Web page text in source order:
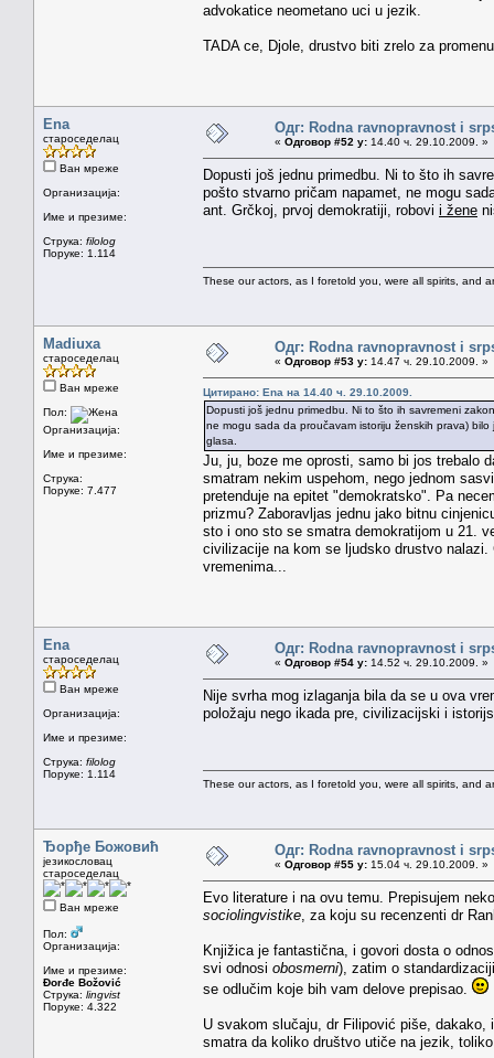
advokatice neometano uci u jezik.
TADA ce, Djole, drustvo biti zrelo za
Ena
староседелац
Ван мреже
Организација:
Име и презиме:
Струка: filolog
Поруке: 1.114
Одг: Rodna ravnopravnost i
« Одговор #52 у: 14.40 ч. 29.10.2009. »
Dopusti još jednu primedbu. Ni to što ih
pošto stvarno pričam napamet, ne mogu
ant. Grčkoj, prvoj demokratiji, robovi i žene
These our actors, as I foretold you, were all spirits, and
Madiuxa
староседелац
Ван мреже
Пол:
Организација:
Име и презиме:
Струка:
Поруке: 7.477
Одг: Rodna ravnopravnost i
« Одговор #53 у: 14.47 ч. 29.10.2009. »
Цитирано: Ena на 14.40 ч. 29.10.2009.
Dopusti još jednu primedbu. Ni to što ih savremeni
ne mogu sada da proučavam istoriju ženskih prava)
glasa.
Ju, ju, boze me oprosti, samo bi jos trebalo
smatram nekim uspehom, nego jednom
pretenduje na epitet "demokratsko". Pa
prizmu? Zaboravljas jednu jako bitnu
sto i ono sto se smatra demokratijom u 21.
civilizacije na kom se ljudsko drustvo nalazi.
vremenima...
Ena
староседелац
Ван мреже
Организација:
Име и презиме:
Струка: filolog
Поруке: 1.114
Одг: Rodna ravnopravnost i
« Одговор #54 у: 14.52 ч. 29.10.2009. »
Nije svrha mog izlaganja bila da se u ova
položaju nego ikada pre, civilizacijski i
These our actors, as I foretold you, were all spirits, and
Ђорђе Божовић
језикословац
староседелац
Ван мреже
Пол:
Организација:
Име и презиме:
Đorđe Božović
Струка: lingvist
Поруке: 4.322
Одг: Rodna ravnopravnost i
« Одговор #55 у: 15.04 ч. 29.10.2009. »
Evo literature i na ovu temu. Prepisujem
sociolingvistike , za koju su recenzenti dr
Knjižica je fantastična, i govori dosta o
svi odnosi obosmerni), zatim o
se odlučim koje bih vam delove prepisao.
U svakom slučaju, dr Filipović piše,
smatra da koliko društvo utiče na jezik,